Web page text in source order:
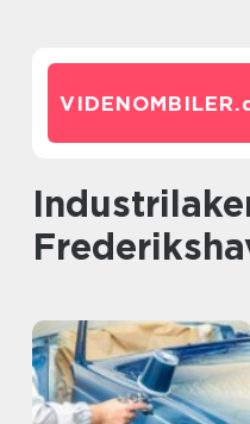
VIDENOMBILER.
industrilakering